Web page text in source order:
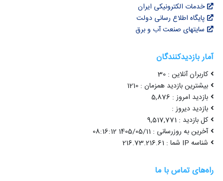
خدمات الکترونیکی ایران
پایگاه اطلاع رسانی دولت
سایتهای صنعت آب و برق
آمار بازدیدکنندگان
کاربران آنلاین : 30
بیشترین بازدید همزمان : 1210
بازدید امروز : 5,876
بازدید دیروز :
کل بازدید : 9,517,771
آخرین به روزرسانی : 1405/05/11 08:16:12
شناسه IP شما : 216.73.216.61
راه‌های تماس با ما